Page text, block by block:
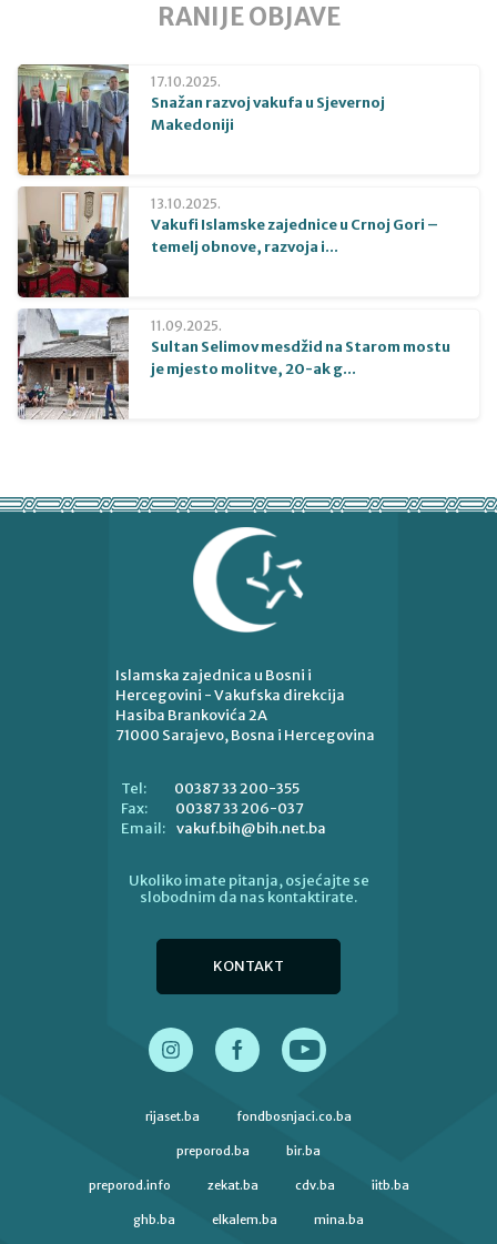
RANIJE OBJAVE
17.10.2025.
Snažan razvoj vakufa u Sjevernoj
Makedoniji
13.10.2025.
Vakufi Islamske zajednice u Crnoj Gori –
temelj obnove, razvoja i...
11.09.2025.
Sultan Selimov mesdžid na Starom mostu
je mjesto molitve, 20-ak g...
Islamska zajednica u Bosni i
Hercegovini - Vakufska direkcija
Hasiba Brankovića 2A
71000 Sarajevo, Bosna i Hercegovina
Tel:
00387 33 200-355
Fax:
00387 33 206-037
Email: vakuf.bih@bih.net.ba
Ukoliko imate pitanja, osjećajte se
slobodnim da nas kontaktirate.
KONTAKT
rijaset.ba fondbosnjaci.co.ba
preporod.ba bir.ba
preporod.info zekat.ba cdv.ba iitb.ba
ghb.ba elkalem.ba mina.ba